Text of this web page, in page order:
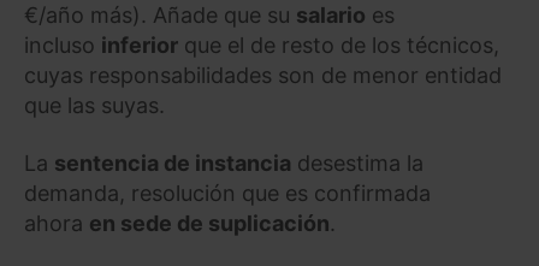
€/año más). Añade que su salario es
incluso inferior que el de resto de los técnicos,
cuyas responsabilidades son de menor entidad
que las suyas.
La sentencia de instancia desestima la
demanda, resolución que es confirmada
ahora en sede de suplicación.